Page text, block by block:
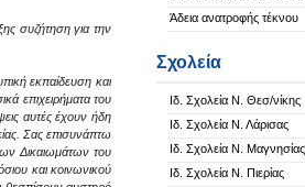
Άδεια ανατροφής τέκνου
Σχολεία
Ιδ. Σχολεία Ν. Θεσ/νίκης
Ιδ. Σχολεία Ν. Λάρισας
Ιδ. Σχολεία Ν. Μαγνησίας
Ιδ. Σχολεία Ν. Πιερίας
συζήτηση για την
εκπαίδευση και
επιχειρήματα του
αυτές έχουν ήδη
Σας επισυνάπτω
Δικαιωμάτων του
και κοινωνικού